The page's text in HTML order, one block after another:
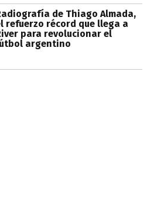
de Thiago Almada,
refuerzo récord que llega a
para revolucionar el
argentino